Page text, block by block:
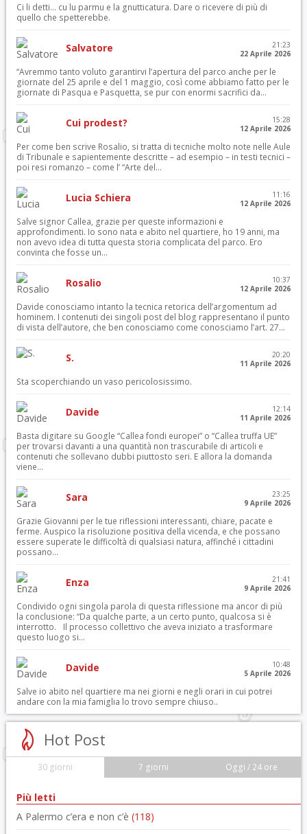
Ci li detti… cu lu parmu e la gnutticatura. Dare o ricevere di più di
quello che spetterebbe.
Salvatore
21:23
22 Aprile 2026
“Avremmo tanto voluto garantirvi l’apertura del parco anche per le
giornate del 25 aprile e del 1 maggio, così come abbiamo fatto per le
giornate di Pasqua e Pasquetta, se pur con enormi sacrifici da...
Cui prodest?
15:28
12 Aprile 2026
Per come ben scrive Rosalio, si tratta di tecniche molto note nelle Aule
di Tribunale e sapientemente descritte – ad esempio – in testi tecnici –
poi resi romanzo – come l’ “Arte del...
Lucia Schiera
11:16
12 Aprile 2026
Salve signor Callea, grazie per queste informazioni e
approfondimenti. Io sono nata e abito nel quartiere, ho 19 anni, ma
non avevo idea di tutta questa storia complicata del parco. Ero
convinta che fosse un...
Rosalio
10:37
12 Aprile 2026
Davide conosciamo intanto la tecnica retorica dell’argomentum ad
hominem. I contenuti dei singoli post del blog rappresentano il punto
di vista dell’autore, che ben conosciamo come conosciamo l’art. 27...
S.
20:20
11 Aprile 2026
Sta scoperchiando un vaso pericolosissimo.
Davide
12:14
11 Aprile 2026
Basta digitare su Google “Callea fondi europei” o “Callea truffa UE”
per trovarsi davanti a una quantità non trascurabile di articoli e
contenuti che sollevano dubbi piuttosto seri. E allora la domanda
viene...
Sara
23:25
9 Aprile 2026
Grazie Giovanni per le tue riflessioni interessanti, chiare, pacate e
ferme. Auspico la risoluzione positiva della vicenda, e che possano
essere superate le difficoltà di qualsiasi natura, affinché i cittadini
possano...
Enza
21:41
9 Aprile 2026
Condivido ogni singola parola di questa riflessione ma ancor di più
la conclusione: “Da qualche parte, a un certo punto, qualcosa si è
interrotto. Il processo collettivo che aveva iniziato a trasformare
questo luogo si...
Davide
10:48
5 Aprile 2026
Salve io abito nel quartiere ma nei giorni e negli orari in cui potrei
andare con la mia famiglia lo trovo sempre chiuso..
Hot Post
30 giorni 7 giorni Oggi / 24 ore
Più letti
A Palermo c’era e non c’è (118)